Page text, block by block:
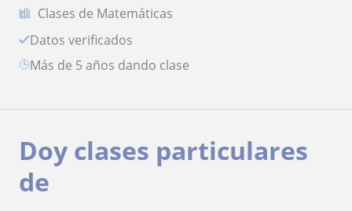
Clases de Matemáticas
Datos verificados
más de 5 años dando clase
Doy clases particulares
de